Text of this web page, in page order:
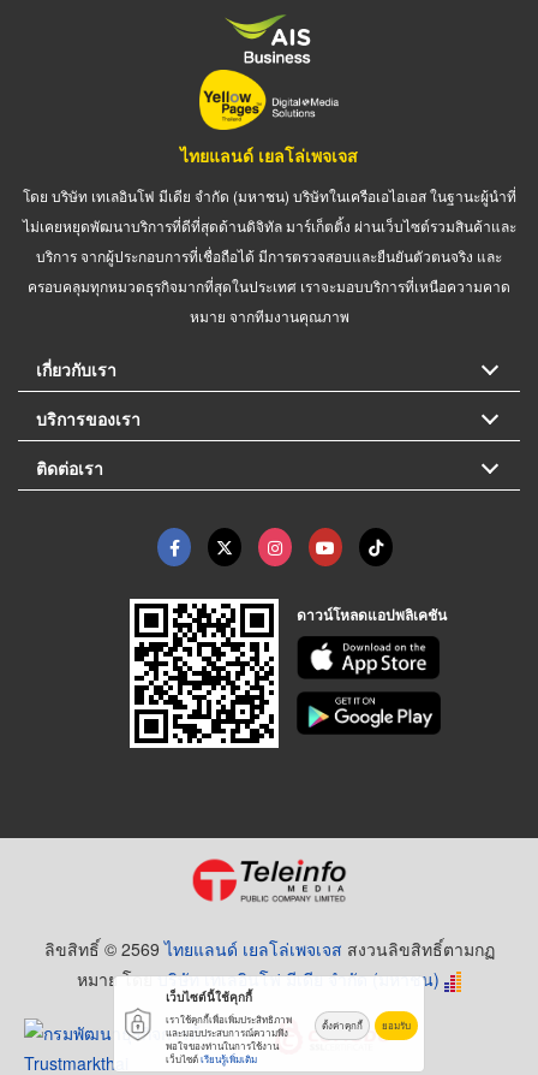
ไทยแลนด์ เยลโล่เพจเจส
โดย บริษัท เทเลอินโฟ มีเดีย จำกัด (มหาชน) บริษัทในเครือเอไอเอส ในฐานะผู้นำที่
ไม่เคยหยุดพัฒนาบริการที่ดีที่สุดด้านดิจิทัล มาร์เก็ตติ้ง ผ่านเว็บไซต์รวมสินค้าและ
บริการ จากผู้ประกอบการที่เชื่อถือได้ มีการตรวจสอบและยืนยันตัวตนจริง และ
ครอบคลุมทุกหมวดธุรกิจมากที่สุดในประเทศ เราจะมอบบริการที่เหนือความคาด
หมาย จากทีมงานคุณภาพ
เกี่ยวกับเรา
บริการของเรา
ติดต่อเรา
ดาวน์โหลดแอปพลิเคชัน
ลิขสิทธิ์ © 2569ไทยแลนด์ เยลโล่เพจเจส สงวนลิขสิทธิ์ตามกฏ
หมาย โดยบริษัท เทเลอินโฟ มีเดีย จำกัด (มหาชน)
เว็บไซต์นี้ใช้คุกกี้
เราใช้คุกกี้เพื่อเพิ่มประสิทธิภาพ
และมอบประสบการณ์ความพึง
พอใจของท่านในการใช้งาน
เว็บไซต์เรียนรู้เพิ่มเติม
ตั้งค่าคุกกี้ ยอมรับ